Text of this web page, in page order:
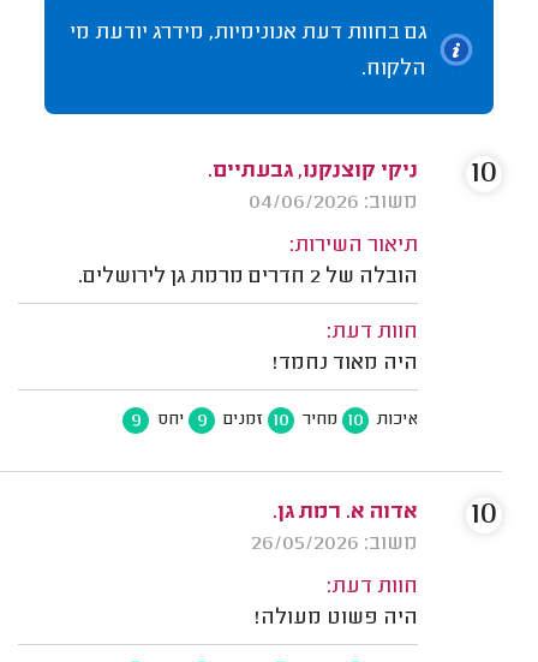
גם בחוות דעת אנונימיות, מידרג יודעת מי
הלקוח.
ניקי קוצנקנו, גבעתיים.
משוב: 04/06/2026
תיאור השירות:
הובלה של 2 חדרים מרמת גן לירושלים.
חוות דעת:
היה מאוד נחמד!
איכות 10 מחיר 10 זמנים 9 יחס 9
10
אדוה א. רמת גן.
משוב: 26/05/2026
חוות דעת:
היה פשוט מעולה!
10